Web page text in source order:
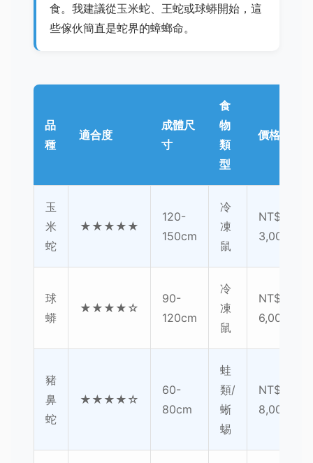
食。我建議從玉米蛇、王蛇或球蟒開始，這
些傢伙簡直是蛇界的蟑螂命。
品
種
適合度
成體尺
寸
食
物
類
型
價格範圍
玉
米
蛇
★★★★★
120-
150cm
冷
凍
鼠
NT$1,500-
3,000
球
蟒
★★★★☆
90-
120cm
冷
凍
鼠
6,000
豬
鼻
蛇
★★★★☆
60-
80cm
蛙
類/
蜥
蜴
8,000